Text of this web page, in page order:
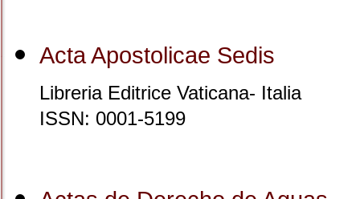
Acta Apostolicae Sedis
Libreria Editrice Vaticana- Italia
ISSN: 0001-5199